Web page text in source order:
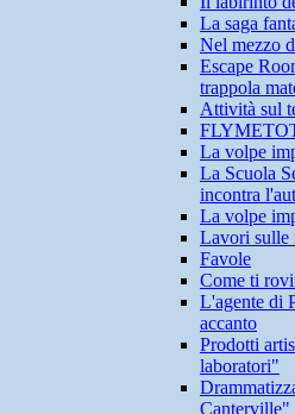
La saga
Nel mezzo
Escape
trappola
Attività sul
La volpe
La Scuola
incontra
La volpe
Lavori sulle
Favole
Come ti
L'agente di
accanto
Prodotti
laboratori"
Canterville"